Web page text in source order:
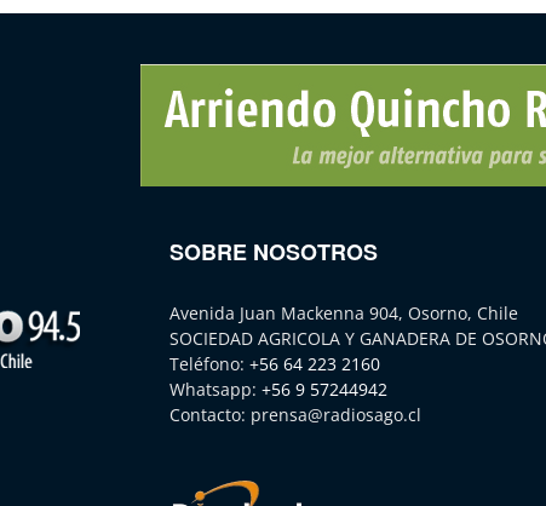
SOBRE NOSOTROS
Avenida Juan Mackenna 904, Osorno, Chile
SOCIEDAD AGRICOLA Y GANADERA DE
Teléfono: +56 64 223 2160
Whatsapp: +56 9 57244942
Contacto: prensa@radiosago.cl